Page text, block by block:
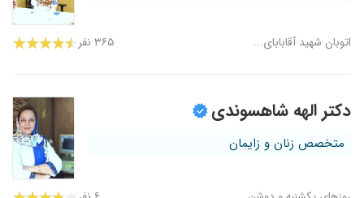
اتوبان شهید آقابابای... ۳۶۵ نفر
دکتر الهه شاهسوندی
متخصص زنان و زایمان